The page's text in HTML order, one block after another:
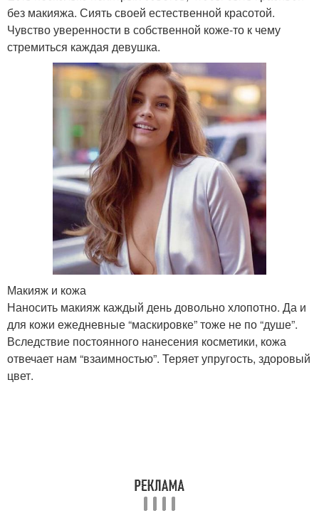
без макияжа. Сиять своей естественной красотой.
Чувство уверенности в собственной коже-то к чему
стремиться каждая девушка.
Макияж и кожа
Наносить макияж каждый день довольно хлопотно. Да и
для кожи ежедневные “маскировке” тоже не по “душе”.
Вследствие постоянного нанесения косметики, кожа
отвечает нам “взаимностью”. Теряет упругость, здоровый
цвет.